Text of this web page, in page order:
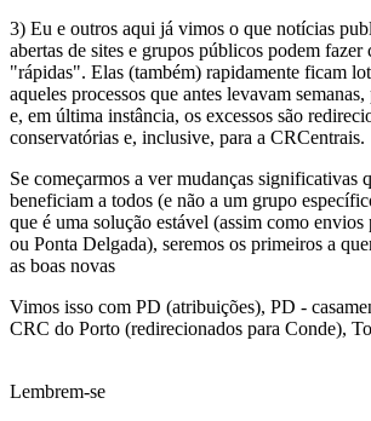
3) Eu e outros aqui já vimos o que notícias
abertas de sites e grupos públicos podem fazer
"rápidas". Elas (também) rapidamente ficam
aqueles processos que antes levavam semanas,
e, em última instância, os excessos são
conservatórias e, inclusive, para a CRCentrais.
Se começarmos a ver mudanças significativas
beneficiam a todos (e não a um grupo
que é uma solução estável (assim como envios
ou Ponta Delgada), seremos os primeiros a
as boas novas
Vimos isso com PD (atribuições), PD -
CRC do Porto (redirecionados para Conde),
Lembrem-se